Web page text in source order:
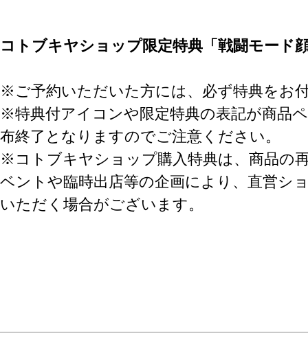
コトブキヤショップ限定特典「戦闘モード
※ご予約いただいた方には、必ず特典をお
※特典付アイコンや限定特典の表記が商品
布終了となりますのでご注意ください。
※コトブキヤショップ購入特典は、商品の
ベントや臨時出店等の企画により、直営シ
いただく場合がございます。